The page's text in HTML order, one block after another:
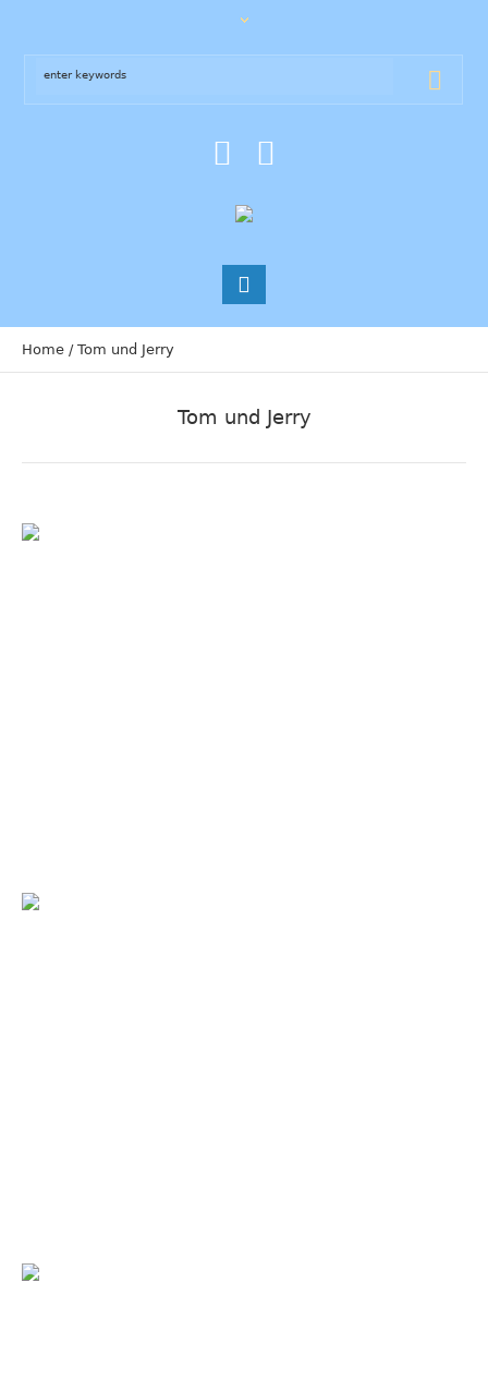
Home / Tom und Jerry
Tom und Jerry